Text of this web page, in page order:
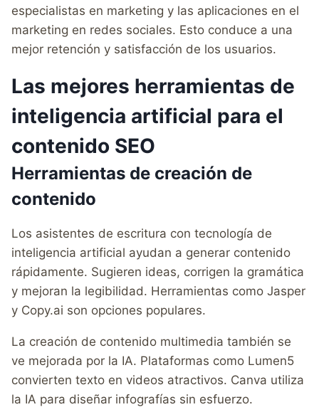
especialistas en marketing y las aplicaciones en el
marketing en redes sociales. Esto conduce a una
mejor retención y satisfacción de los usuarios.
Las mejores herramientas de
inteligencia artificial para el
contenido SEO
Herramientas de creación de
contenido
Los asistentes de escritura con tecnología de
inteligencia artificial ayudan a generar contenido
rápidamente. Sugieren ideas, corrigen la gramática
y mejoran la legibilidad. Herramientas como Jasper
y Copy.ai son opciones populares.
La creación de contenido multimedia también se
ve mejorada por la IA. Plataformas como Lumen5
convierten texto en videos atractivos. Canva utiliza
la IA para diseñar infografías sin esfuerzo.